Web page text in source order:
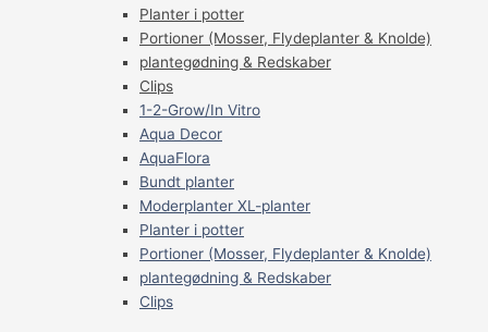
Planter i potter
Portioner (Mosser, Flydeplanter & Knolde)
plantegødning & Redskaber
Clips
1-2-Grow/In Vitro
Aqua Decor
AquaFlora
Bundt planter
Moderplanter XL-planter
Planter i potter
Portioner (Mosser, Flydeplanter & Knolde)
plantegødning & Redskaber
Clips